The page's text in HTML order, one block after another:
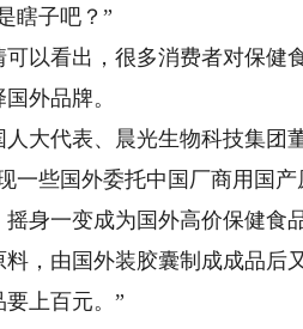
瞎子吧？”
看出，很多消费者对保健
外品牌。
代表、晨光生物科技集团董
些国外委托中国厂商用国产
身一变成为国外高价保健食
，由国外装胶囊制成成品后
上百元。”